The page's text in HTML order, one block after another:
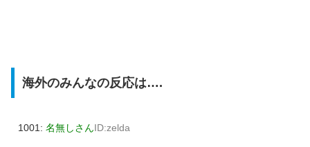
海外のみんなの反応は….
1001: 名無しさんID:zelda